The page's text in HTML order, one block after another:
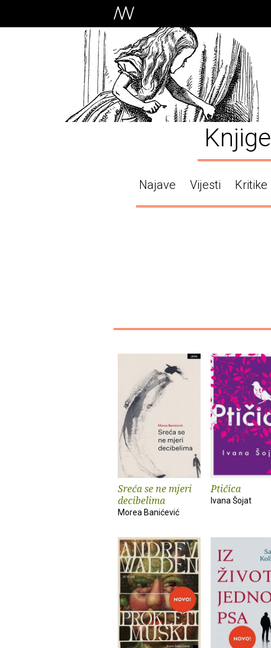
Knjige
Najave Vijesti Kritike
Sreća se ne mjeri
decibelima
Morea Banićević
Ptičica
Ivana Šojat